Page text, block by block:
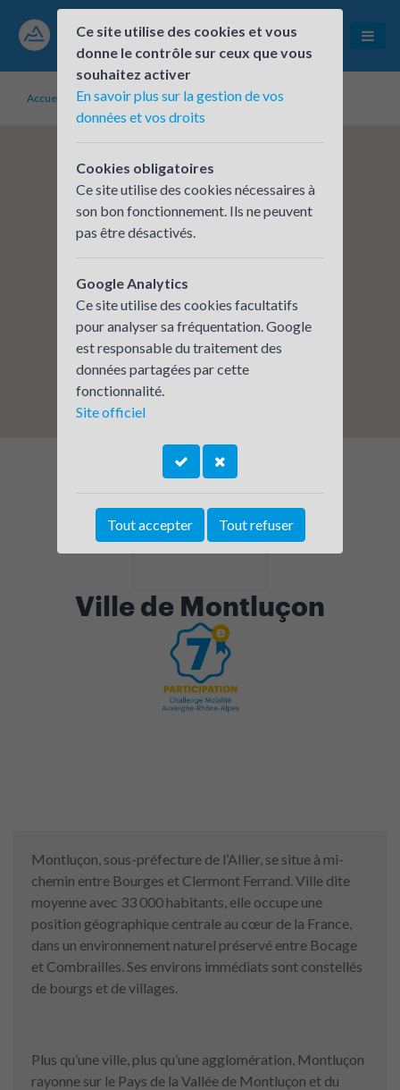
Accueil Établissements inscrits Ville de Montluçon
Ville de Montluçon
Montluçon, sous-préfecture de l’Allier, se situe à mi-
chemin entre Bourges et Clermont Ferrand. Ville dite
moyenne avec 33 000 habitants, elle occupe une
position géographique centrale au cœur de la France,
dans un environnement naturel préservé entre Bocage
et Combrailles. Ses environs immédiats sont constellés
de bourgs et de villages.
Plus qu’une ville, plus qu’une agglomération, Montluçon
rayonne sur le Pays de la Vallée de Montluçon et du
Ce site utilise des cookies et vous
donne le contrôle sur ceux que vous
souhaitez activer
En savoir plus sur la gestion de vos
données et vos droits
Cookies obligatoires
Ce site utilise des cookies nécessaires à
son bon fonctionnement. Ils ne peuvent
pas être désactivés.
Google Analytics
Ce site utilise des cookies facultatifs
pour analyser sa fréquentation. Google
est responsable du traitement des
données partagées par cette
fonctionnalité.
Site officiel
Tout accepter Tout refuser